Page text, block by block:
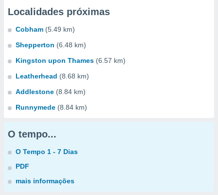
Localidades próximas
Cobham (5.49 km)
Shepperton (6.48 km)
Kingston upon Thames (6.57 km)
Leatherhead (8.68 km)
Addlestone (8.84 km)
Runnymede (8.84 km)
O tempo...
O Tempo 1 - 7 Dias
PDF
mais informações